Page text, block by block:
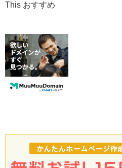
This おすすめ